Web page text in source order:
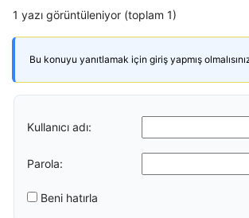
1 yazı görüntüleniyor (toplam 1)
Bu konuyu yanıtlamak için giriş yapmış
Kullanıcı adı:
Parola:
Beni hatırla